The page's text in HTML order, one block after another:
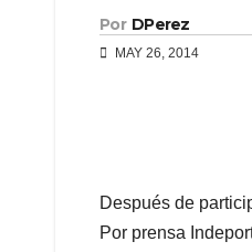
Por DPerez
MAY 26, 2014
Después de
Por prensa